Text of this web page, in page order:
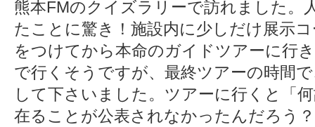
熊本FMのクイズラリーで訪れました。
たことに驚き！施設内に少しだけ展示
をつけてから本命のガイドツアーに行
で行くそうですが、最終ツアーの時間
して下さいました。ツアーに行くと「
在ることが公表されなかったんだろう